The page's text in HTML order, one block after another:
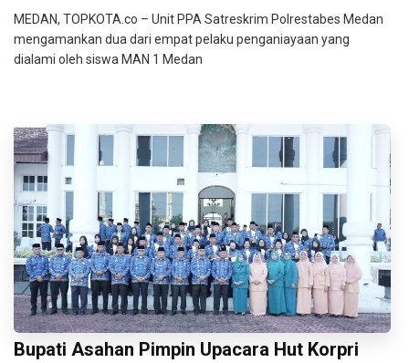
MEDAN, TOPKOTA.co – Unit PPA Satreskrim Polrestabes Medan
mengamankan dua dari empat pelaku penganiayaan yang
dialami oleh siswa MAN 1 Medan
Bupati Asahan Pimpin Upacara Hut Korpri